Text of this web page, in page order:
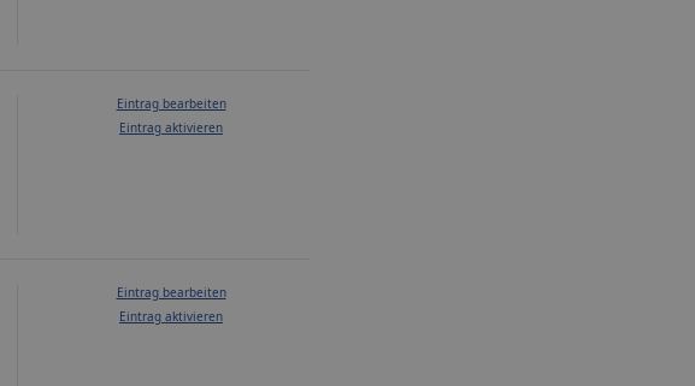
Eintrag bearbeiten
Eintrag aktivieren
Eintrag bearbeiten
Eintrag aktivieren